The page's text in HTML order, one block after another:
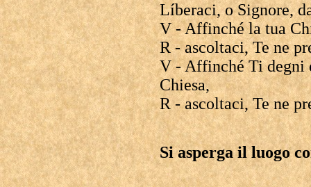
Líberaci, o Signore,
V - Affinché la tua
R - ascoltaci, Te ne
V - Affinché Ti degni
Chiesa,
R - ascoltaci, Te ne
Si asperga il luogo